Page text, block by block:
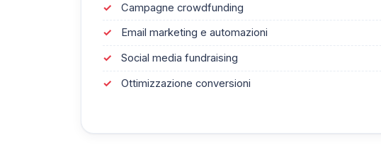
Campagne crowdfunding
Email marketing e automazioni
Social media fundraising
Ottimizzazione conversioni